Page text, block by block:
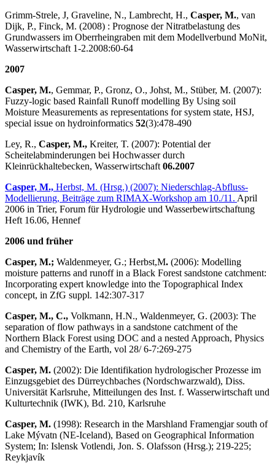
Grimm-Strele, J, Graveline, N., Lambrecht, H., Casper, M., van
Dijk, P., Finck, M. (2008) : Prognose der Nitratbelastung des
Grundwassers im Oberrheingraben mit dem Modellverbund MoNit,
Wasserwirtschaft 1-2.2008:60-64
2007
Casper, M., Gemmar, P., Gronz, O., Johst, M., Stüber, M. (2007):
Fuzzy-logic based Rainfall Runoff modelling By Using soil
Moisture Measurements as representations for system state, HSJ,
special issue on hydroinformatics 52(3):478-490
Ley, R., Casper, M., Kreiter, T. (2007): Potential der
Scheitelabminderungen bei Hochwasser durch
Kleinrückhaltebecken, Wasserwirtschaft 06.2007
Casper, M., Herbst, M. (Hrsg.) (2007): Niederschlag-Abfluss-
Modellierung, Beiträge zum RIMAX-Workshop am 10./11. April
2006 in Trier, Forum für Hydrologie und Wasserbe­wirtschaftung
Heft 16.06, Hennef
2006 und früher
Casper, M.; Waldenmeyer, G.; Herbst,M. (2006): Modelling
moisture patterns and runoff in a Black Forest sandstone catchment:
Incorporating expert knowledge into the Topographical Index
concept, in ZfG suppl. 142:307-317
Casper, M., C., Volkmann, H.N., Waldenmeyer, G. (2003): The
separation of flow pathways in a sandstone catchment of the
Northern Black Forest using DOC and a nested Approach, Physics
and Chemistry of the Earth, vol 28/ 6-7:269-275
Casper, M. (2002): Die Identifikation hydrologischer Prozesse im
Einzugsgebiet des Dürreychbaches (Nord­schwarzwald), Diss.
Universität Karlsruhe, Mitteilungen des Inst. f. Wasserwirtschaft und
Kulturtechnik (IWK), Bd. 210, Karlsruhe
Casper, M. (1998): Research in the Marshland Framengjar south of
Lake Mývatn (NE-Iceland), Based on Geographical Information
System; In: Islensk Votlendi, Jon. S. Olafsson (Hrsg.); 219-225;
Reykjavík